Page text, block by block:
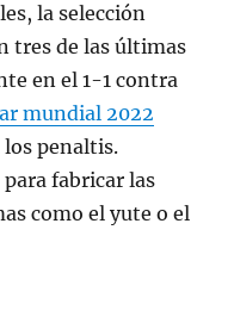
la selección
tres de las últimas
en el 1-1 contra
mundial 2022
penaltis.
fabricar las
como el yute o el